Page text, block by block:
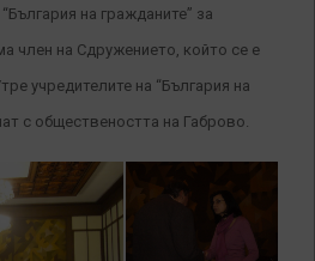
на гражданите” за
член на Сдружението, който се е
учредителите на “България на
с обществеността на Габрово.